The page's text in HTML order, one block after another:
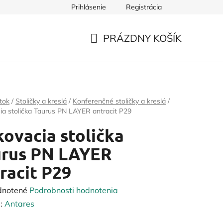
Prihlásenie Registrácia
PRÁZDNY KOŠÍK
/ Stoličky a kreslá / Konferenčné stoličky a kreslá /
stolička Taurus PN LAYER antracit P29
stolička
PN LAYER
P29
Podrobnosti hodnotenia
Antares